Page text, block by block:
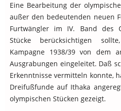
Eine Bearbeitung der
außer den bedeutenden neuen
Furtwängler im IV. Band des
Stücke berücksichtigen
Kampagne 1938/39 von dem
Ausgrabungen eingeleitet. Daß
Erkenntnisse vermitteln konnte,
Dreifußfunde auf Ithaka
olympischen Stücken gezeigt.